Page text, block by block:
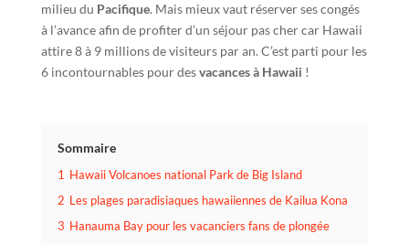
milieu du Pacifique. Mais mieux vaut réserver ses congés
à l’avance afin de profiter d’un séjour pas cher car Hawaii
attire 8 à 9 millions de visiteurs par an. C’est parti pour les
6 incontournables pour desvacances à Hawaii !
Sommaire
1 Hawaii Volcanoes national Park de Big Island
2 Les plages paradisiaques hawaiiennes de Kailua Kona
3 Hanauma Bay pour les vacanciers fans de plongée